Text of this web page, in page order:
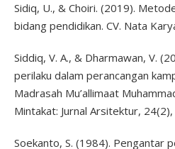
Sidiq, U., & Choiri. (2019).
bidang pendidikan. CV. Nata
Siddiq, V. A., & Dharmawan, V.
perilaku dalam perancangan
Madrasah Mu’allimaat
Mintakat: Jurnal Arsitektur,
Soekanto, S. (1984). Pengantar